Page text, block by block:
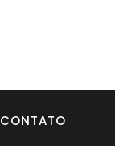
CONTATO